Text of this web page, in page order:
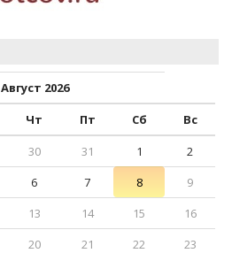
Август 2026
Чт Пт Сб
Вс
30 31 1
2
6 7 8
9
13 14 15
16
20 21 22
23